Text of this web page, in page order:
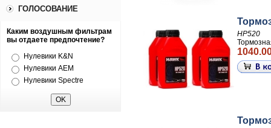
ГОЛОСОВАНИЕ
Каким воздушным фильтрам
вы отдаете предпочтение?
Нулевики K&N
Нулевики AEM
Нулевики Spectre
HP520